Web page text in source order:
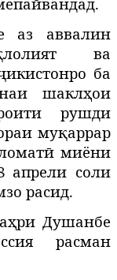
аз аввалин
ва
ба
шаклҳои
рушди
муқаррар
миёни
апрели соли
расид.
Душанбе
расман